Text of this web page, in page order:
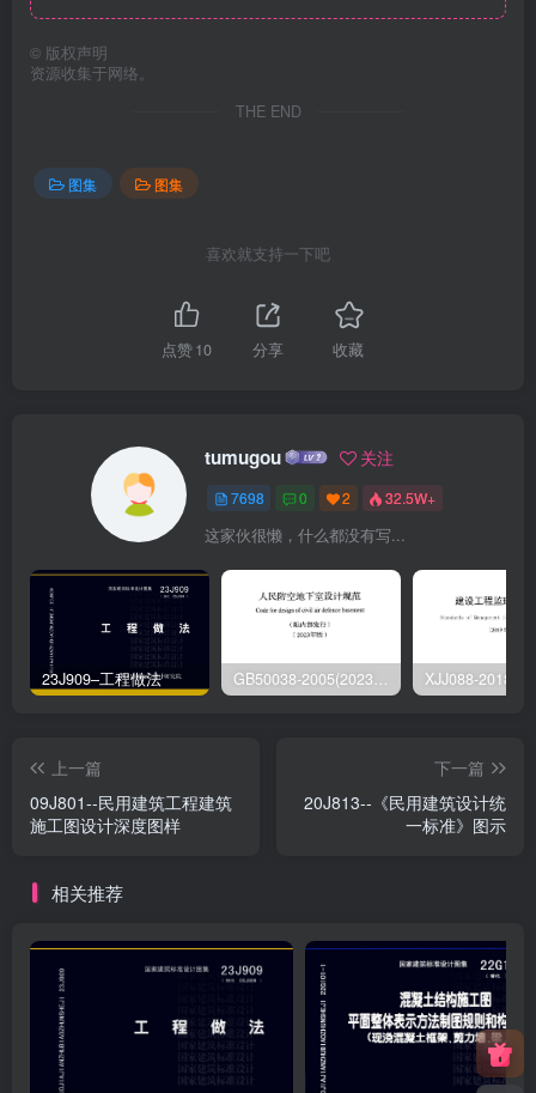
© 版权声明
资源收集于网络。
THE END
图集 图集
喜欢就支持一下吧
点赞10 分享 收藏
tumugou 关注
7698 0 2 32.5W+
这家伙很懒，什么都没有写...
23J909–工程做法 GB50038-2005(2023版)–人民防空地下室设计规范
上一篇
09J801--民用建筑工程建筑
施工图设计深度图样
下一篇
20J813--《民用建筑设计统
一标准》图示
相关推荐